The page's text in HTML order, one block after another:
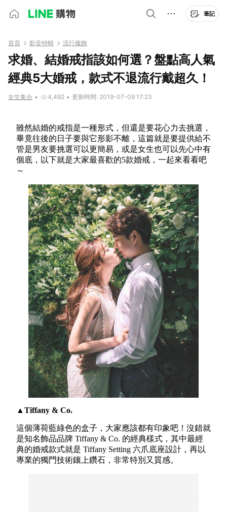
筆記
首頁 影音特輯 流行服飾
求婚、結婚戒指該如何選？盤點高人氣
經典5大婚戒，款式不退流行戴超久！
女生集合 • 4,492 • 更新時間: 2019-07-09 17:23
雖然結婚的戒指是一種形式，但還是要花心力去挑選，
畢竟往後的日子要與它形影不離，這篇就是要提供給不
管是男友要挑選可以更簡易，或是女生也可以先心中有
個底，以下就是大家最喜歡的5款婚戒，一起來看看吧
～
▲Tiffany & Co.
這個薄荷藍綠色的盒子，大家應該都有印象吧！沒錯就
是知名飾品品牌 Tiffany & Co. 的經典樣式，其中最經
典的婚戒款式就是 Tiffany Setting 六爪底座設計，再以
專業的獨門技術鑲上鑽石，非常特別又質感。